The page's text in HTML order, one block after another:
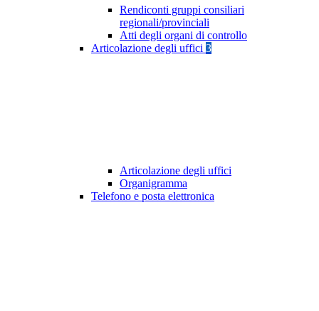
Rendiconti gruppi consiliari
regionali/provinciali
Atti degli organi di controllo
Articolazione degli uffici 3
Articolazione degli uffici
Organigramma
Telefono e posta elettronica